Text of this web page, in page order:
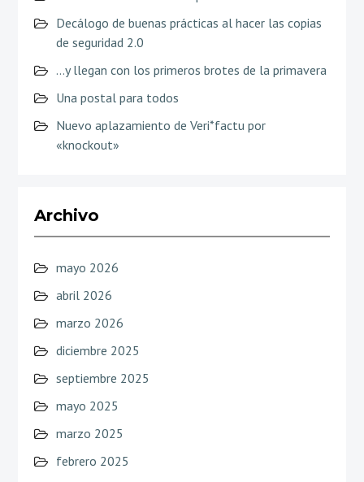
Decálogo de buenas prácticas al hacer las copias
de seguridad 2.0
…y llegan con los primeros brotes de la primavera
Una postal para todos
Nuevo aplazamiento de Veri*factu por
«knockout»
Archivo
mayo 2026
abril 2026
marzo 2026
diciembre 2025
septiembre 2025
mayo 2025
marzo 2025
febrero 2025